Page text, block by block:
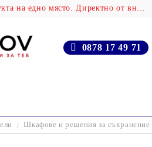
Крабов - Над 100 000 продукта на едно място. Директно от вносителя!
0878 17 49 71
Шкафове и решения за съхранение